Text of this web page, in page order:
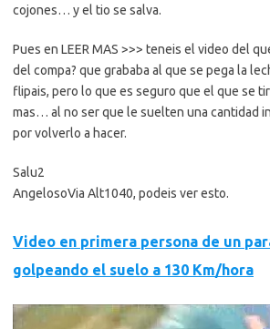
cojones… y el tio se salva.
Pues en LEER MAS >>> teneis el video del
del compa? que grababa al que se pega la
flipais, pero lo que es seguro que el que se
mas… al no ser que le suelten una cantidad
por volverlo a hacer.
Salu2
AngelosoVia Alt1040, podeis ver esto.
Video en primera persona de un
golpeando el suelo a 130 Km/hora